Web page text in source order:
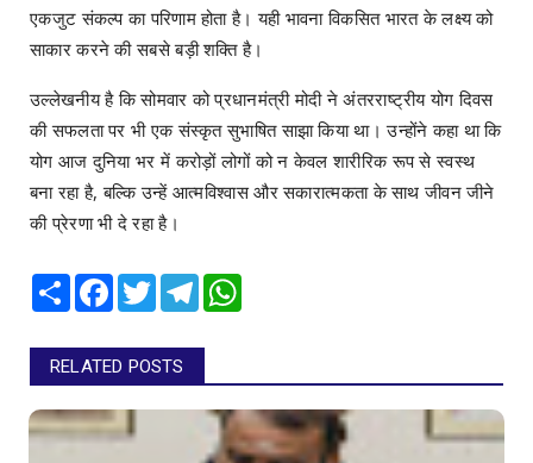
एकजुट संकल्प का परिणाम होता है। यही भावना विकसित भारत के लक्ष्य को
साकार करने की सबसे बड़ी शक्ति है।
उल्लेखनीय है कि सोमवार को प्रधानमंत्री मोदी ने अंतरराष्ट्रीय योग दिवस
की सफलता पर भी एक संस्कृत सुभाषित साझा किया था। उन्होंने कहा था कि
योग आज दुनिया भर में करोड़ों लोगों को न केवल शारीरिक रूप से स्वस्थ
बना रहा है, बल्कि उन्हें आत्मविश्वास और सकारात्मकता के साथ जीवन जीने
की प्रेरणा भी दे रहा है।
Share Facebook
TwitterTelegram
RELATED POSTS